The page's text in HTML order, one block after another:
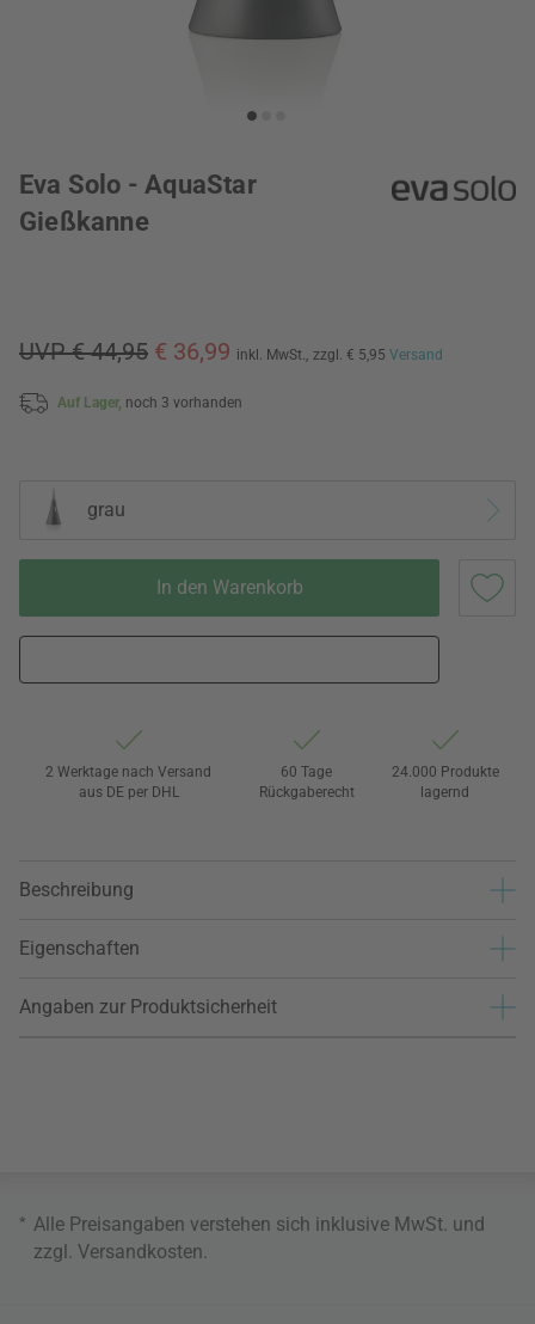
Eva Solo - AquaStar
Gießkanne
UVP € 44,95 € 36,99 inkl. MwSt., zzgl. € 5,95 Versand
Auf Lager, noch 3 vorhanden
grau
In den Warenkorb
2 Werktage nach Versand
aus DE per DHL
60 Tage
Rückgaberecht
24.000 Produkte
lagernd
Beschreibung
Eigenschaften
Angaben zur Produktsicherheit
* Alle Preisangaben verstehen sich inklusive MwSt. und
zzgl. Versandkosten